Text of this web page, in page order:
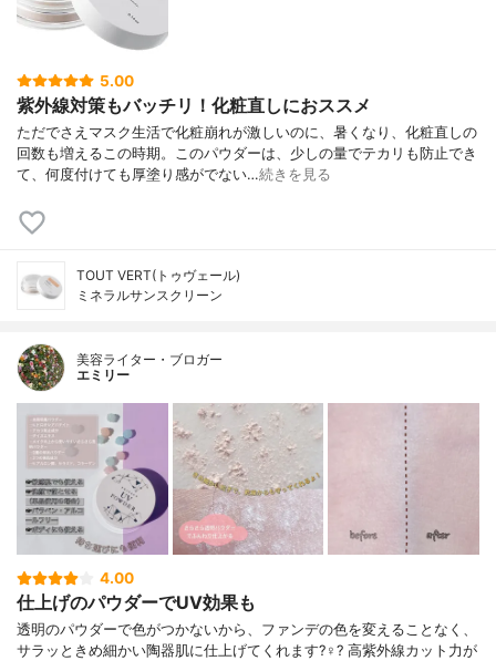
5.00
紫外線対策もバッチリ！化粧直しにおススメ
ただでさえマスク生活で化粧崩れが激しいのに、暑くなり、化粧直しの
回数も増えるこの時期。このパウダーは、少しの量でテカリも防止でき
て、何度付けても厚塗り感がでない…続きを見る
TOUT VERT(トゥヴェール)
ミネラルサンスクリーン
美容ライター・ブロガー
エミリー
4.00
仕上げのパウダーでUV効果も
透明のパウダーで色がつかないから、ファンデの色を変えることなく、
サラッときめ細かい陶器肌に仕上げてくれます?‍♀️? 高紫外線カット力が